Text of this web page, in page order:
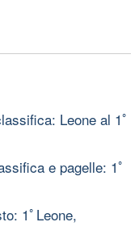
Leone al 1ﾟ
e pagelle: 1ﾟ
1ﾟLeone,